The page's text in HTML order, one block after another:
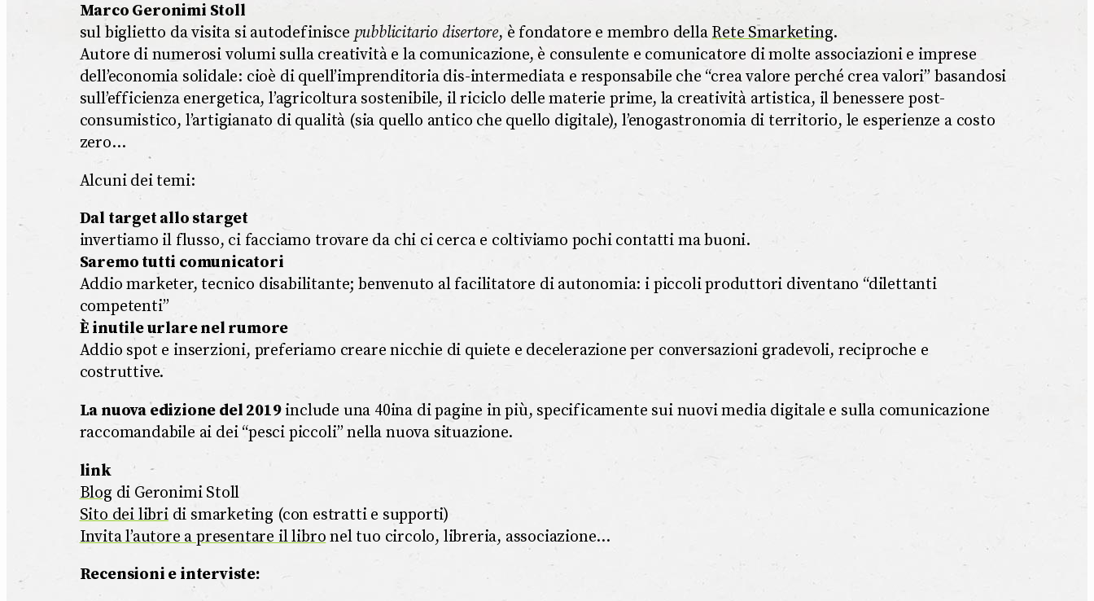
Marco Geronimi Stoll
sul biglietto da visita si autodefinisce pubblicitario disertore, è fondatore e membro dellaRete Smarketing.
Autore di numerosi volumi sulla creatività e la comunicazione, è consulente e comunicatore di molte associazioni e imprese
dell’economia solidale: cioè di quell’imprenditoria dis-intermediata e responsabile che “crea valore perché crea valori” basandosi
sull’efficienza energetica, l’agricoltura sostenibile, il riciclo delle materie prime, la creatività artistica, il benessere post-
consumistico, l’artigianato di qualità (sia quello antico che quello digitale), l’enogastronomia di territorio, le esperienze a costo
zero…
Alcuni dei temi:
Dal target allo starget
invertiamo il flusso, ci facciamo trovare da chi ci cerca e coltiviamo pochi contatti ma buoni.
Saremo tutti comunicatori
Addio marketer, tecnico disabilitante; benvenuto al facilitatore di autonomia: i piccoli produttori diventano “dilettanti
competenti”
È inutile urlare nel rumore
Addio spot e inserzioni, preferiamo creare nicchie di quiete e decelerazione per conversazioni gradevoli, reciproche e
costruttive.
La nuova edizione del 2019include una 40ina di pagine in più, specificamente sui nuovi media digitale e sulla comunicazione
raccomandabile ai dei “pesci piccoli” nella nuova situazione.
link
Blog di Geronimi Stoll
Sito dei libridi smarketing (con estratti e supporti)
Invita l’autore a presentare il libro nel tuo circolo, libreria, associazione…
Recensioni e interviste: